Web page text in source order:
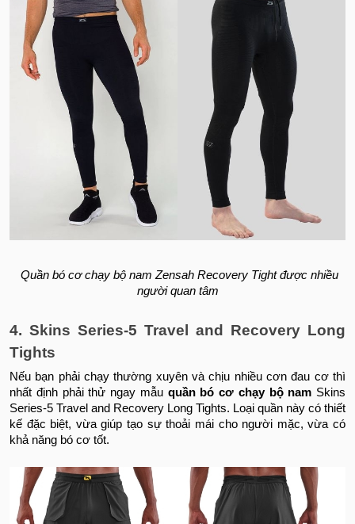
Quần bó cơ chạy bộ nam Zensah Recovery Tight được nhiều
người quan tâm
4. Skins Series-5 Travel and Recovery Long
Tights
Nếu bạn phải chạy thường xuyên và chịu nhiều cơn đau cơ thì
nhất định phải thử ngay mẫu quần bó cơ chạy bộ nam Skins
Series-5 Travel and Recovery Long Tights. Loại quần này có thiết
kế đặc biệt, vừa giúp tạo sự thoải mái cho người mặc, vừa có
khả năng bó cơ tốt.